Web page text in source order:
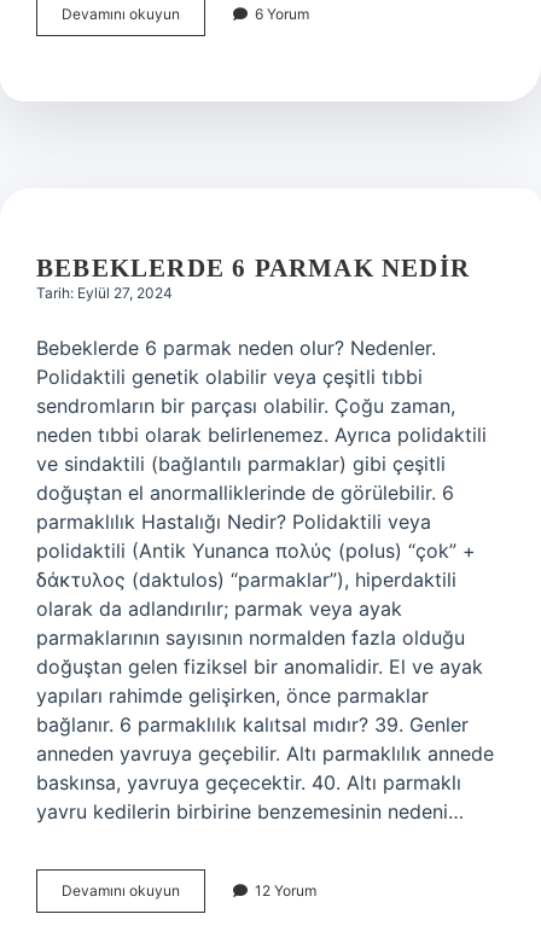
Devamını okuyun
Mayıs
6 Yorum
BEBEKLERDE 6 PARMAK NEDIR
Tarih: Eylül 27, 2024
Bebeklerde 6 parmak neden olur? Nedenler.
Polidaktili genetik olabilir veya çeşitli tıbbi
sendromların bir parçası olabilir. Çoğu zaman,
neden tıbbi olarak belirlenemez. Ayrıca polidaktili
ve sindaktili (bağlantılı parmaklar) gibi çeşitli
doğuştan el anormalliklerinde de görülebilir. 6
parmaklılık Hastalığı Nedir? Polidaktili veya
polidaktili (Antik Yunanca πολύς (polus) “çok” +
δάκτυλος (daktulos) “parmaklar”), hiperdaktili
olarak da adlandırılır; parmak veya ayak
parmaklarının sayısının normalden fazla olduğu
doğuştan gelen fiziksel bir anomalidir. El ve ayak
yapıları rahimde gelişirken, önce parmaklar
bağlanır. 6 parmaklılık kalıtsal mıdır? 39. Genler
anneden yavruya geçebilir. Altı parmaklılık annede
baskınsa, yavruya geçecektir. 40. Altı parmaklı
yavru kedilerin birbirine benzemesinin nedeni…
Devamını okuyun Bebeklerde
6
12 Yorum